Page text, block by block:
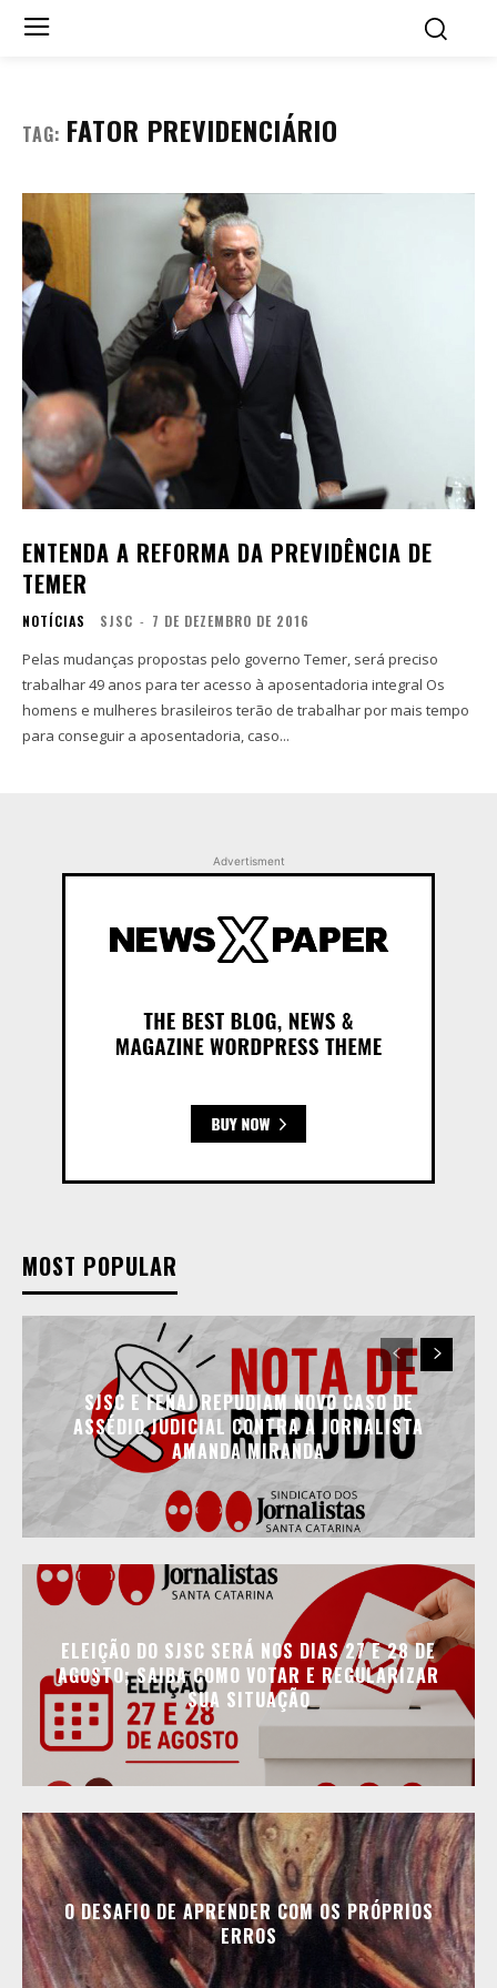
TAG: FATOR PREVIDENCIÁRIO
ENTENDA A REFORMA DA PREVIDÊNCIA DE
TEMER
NOTÍCIAS SJSC - 7 DE DEZEMBRO DE 2016
Pelas mudanças propostas pelo governo Temer, será preciso
trabalhar 49 anos para ter acesso à aposentadoria integral Os
homens e mulheres brasileiros terão de trabalhar por mais tempo
para conseguir a aposentadoria, caso...
Advertisment
MOST POPULAR
SJSC E FENAJ REPUDIAM NOVO CASO DE
ASSÉDIO JUDICIAL CONTRA A JORNALISTA
AMANDA MIRANDA
ELEIÇÃO DO SJSC SERÁ NOS DIAS 27 E 28 DE
AGOSTO; SAIBA COMO VOTAR E REGULARIZAR
SUA SITUAÇÃO
O DESAFIO DE APRENDER COM OS PRÓPRIOS
ERROS